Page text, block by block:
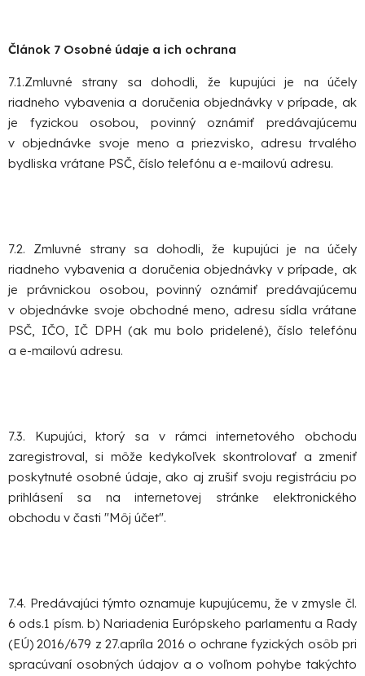
Článok 7 Osobné údaje a ich ochrana
7.1.Zmluvné strany sa dohodli, že kupujúci je na účely
riadneho vybavenia a doručenia objednávky v prípade, ak
je fyzickou osobou, povinný oznámiť predávajúcemu
v objednávke svoje meno a priezvisko, adresu trvalého
bydliska vrátane PSČ, číslo telefónu a e-mailovú adresu.
7.2. Zmluvné strany sa dohodli, že kupujúci je na účely
riadneho vybavenia a doručenia objednávky v prípade, ak
je právnickou osobou, povinný oznámiť predávajúcemu
v objednávke svoje obchodné meno, adresu sídla vrátane
PSČ, IČO, IČ DPH (ak mu bolo pridelené), číslo telefónu
a e-mailovú adresu.
7.3. Kupujúci, ktorý sa v rámci internetového obchodu
zaregistroval, si môže kedykoľvek skontrolovať a zmeniť
poskytnuté osobné údaje, ako aj zrušiť svoju registráciu po
prihlásení sa na internetovej stránke elektronického
obchodu v časti "Môj účet".
7.4. Predávajúci týmto oznamuje kupujúcemu, že v zmysle čl.
6 ods.1 písm. b) Nariadenia Európskeho parlamentu a Rady
(EÚ) 2016/679 z 27.apríla 2016 o ochrane fyzických osôb pri
spracúvaní osobných údajov a o voľnom pohybe takýchto